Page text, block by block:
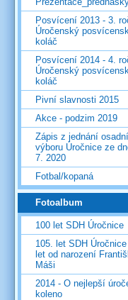
Posvícení 2013 - 3.
Úročenský
koláč
Posvícení 2014 - 4.
Úročenský
koláč
Pivní slavnosti 2015
Akce - podzim 2019
Zápis z jednání
výboru Úročnice ze
7. 2020
Fotbal/kopaná
Fotoalbum
100 let SDH Úročnice
105. let SDH Úročnice
let od narození
Máši
2014 - O nejlepší
koleno